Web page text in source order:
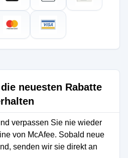
neuesten Rabatte
verpassen Sie nie wieder
von McAfee. Sobald neue
senden wir sie direkt an